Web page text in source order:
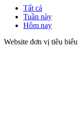
Tất cả
Tuần này
Hôm nay
Website đơn vị tiêu biểu